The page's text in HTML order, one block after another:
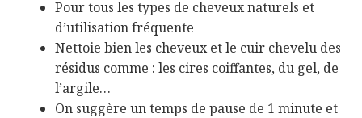
Pour tous les types de cheveux naturels et
d’utilisation fréquente
Nettoie bien les cheveux et le cuir chevelu des
résidus comme : les cires coiffantes, du gel, de
l’argile…
On suggère un temps de pause de 1 minute et